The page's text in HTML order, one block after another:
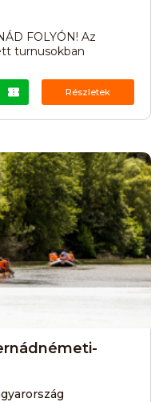
FOLYÓN! Az
turnusokban
Részletek